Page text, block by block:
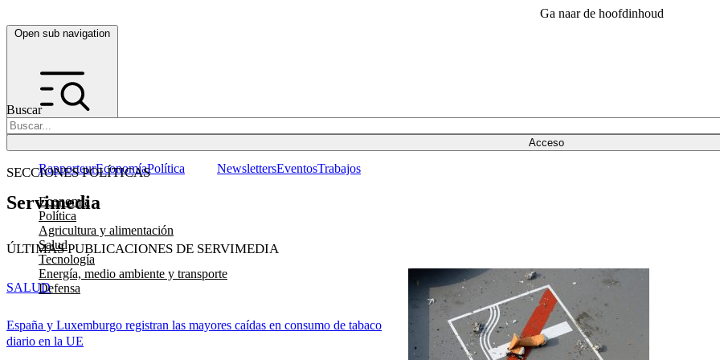
Ga naar de hoofdinhoud
Open sub navigation
Buscar
Acceso
SECCIONES POLÍTICAS
Economía
Política
Agricultura y alimentación
Salud
Tecnología
Energía, medio ambiente y transporte
Defensa
RapporteurEconomíaPolítica NewslettersEventosTrabajos
Servimedia
ÚLTIMAS PUBLICACIONES DE SERVIMEDIA
España y Luxemburgo registran las mayores caídas en consumo de tabaco
diario en la UE
SALUD